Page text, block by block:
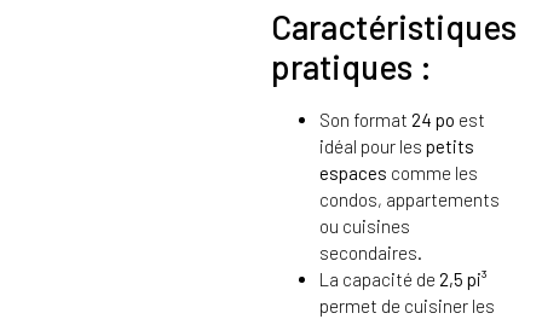
Caractéristiques
pratiques :
Son format 24 po est
idéal pour les petits
espaces comme les
condos, appartements
ou cuisines
secondaires.
La capacité de 2,5 pi³
permet de cuisiner les